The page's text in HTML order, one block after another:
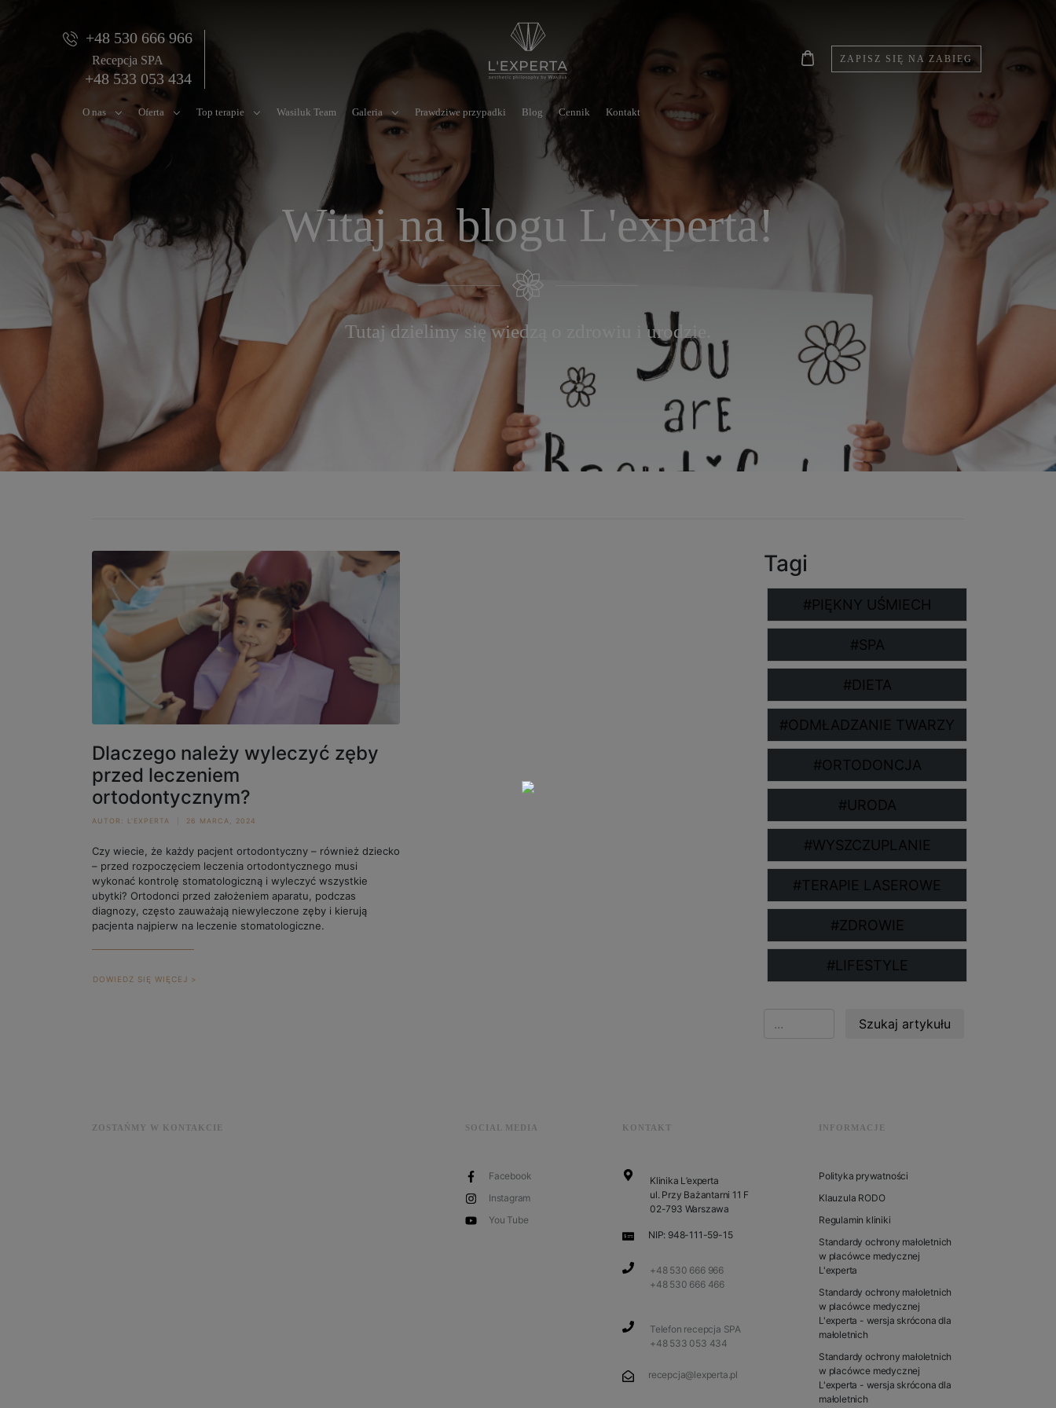
+48 530 666 966
Recepcja SPA
+48 533 053 434
ZAPISZ SIĘ NA ZABIEG
O nas Oferta Top terapie Wasiluk Team Galeria Prawdziwe przypadki Blog Cennik Kontakt
Witaj na blogu L'experta!
Tutaj dzielimy się wiedzą o zdrowiu i urodzie.
Dlaczego należy wyleczyć zęby
przed leczeniem
ortodontycznym?
AUTOR: L'EXPERTA 26 MARCA, 2024
Czy wiecie, że każdy pacjent ortodontyczny – również dziecko
– przed rozpoczęciem leczenia ortodontycznego musi
wykonać kontrolę stomatologiczną i wyleczyć wszystkie
ubytki? Ortodonci przed założeniem aparatu, podczas
diagnozy, często zauważają niewyleczone zęby i kierują
pacjenta najpierw na leczenie stomatologiczne.
DOWIEDZ SIĘ WIĘCEJ >
Tagi
#PIĘKNY UŚMIECH
#SPA
#DIETA
#ODMŁADZANIE TWARZY
#ORTODONCJA
#URODA
#WYSZCZUPLANIE
#TERAPIE LASEROWE
#ZDROWIE
#LIFESTYLE
Szukaj artykułu
ZOSTAŃMY W KONTAKCIE SOCIAL MEDIA
Facebook
Instagram
You Tube
KONTAKT
Klinika L’experta
ul. Przy Bażantarni 11 F
02-793 Warszawa
NIP: 948-111-59-15
+48 530 666 966
+48 530 666 466
Telefon recepcja SPA
+48 533 053 434
recepcja@lexperta.pl
INFORMACJE
Polityka prywatności
Klauzula RODO
Regulamin kliniki
Standardy ochrony małoletnich
w placówce medycznej
L'experta
Standardy ochrony małoletnich
w placówce medycznej
L'experta - wersja skrócona dla
małoletnich
Standardy ochrony małoletnich
w placówce medycznej
L'experta - wersja skrócona dla
małoletnich